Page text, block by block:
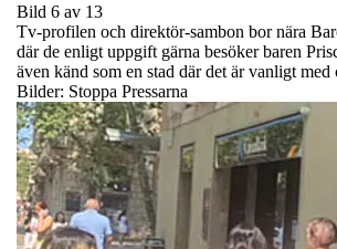
Bild 6 av 13
Tv-profilen och direktör-sambon bor nära
där de enligt uppgift gärna besöker baren
även känd som en stad där det är vanligt med
Bilder: Stoppa Pressarna